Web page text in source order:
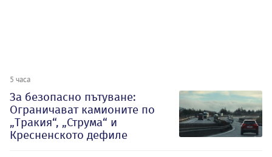
5 часа
За безопасно пътуване:
Ограничават камионите по
„Тракия“, „Струма“ и
Кресненското дефиле